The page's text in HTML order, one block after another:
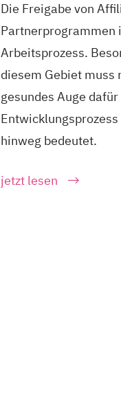
Die Freigabe von
Partnerprogrammen
Arbeitsprozess.
diesem Gebiet muss
gesundes Auge
hinweg bedeutet.
jetzt lesen